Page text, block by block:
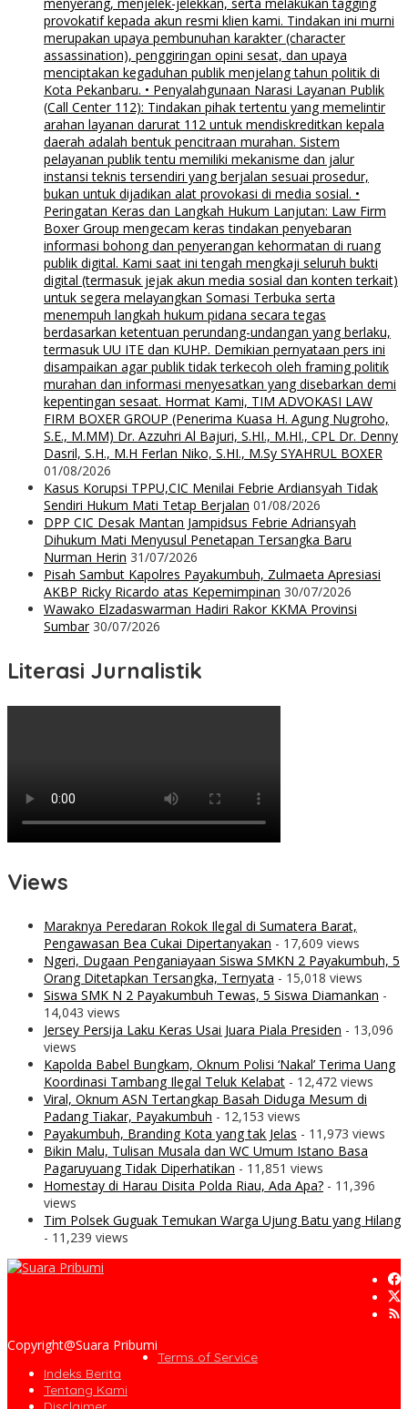
provokatif kepada akun resmi klien kami. Tindakan ini murni
merupakan upaya pembunuhan karakter (character
assassination), penggiringan opini sesat, dan upaya
menciptakan kegaduhan publik menjelang tahun politik di
Kota Pekanbaru. • Penyalahgunaan Narasi Layanan Publik
(Call Center 112): Tindakan pihak tertentu yang memelintir
arahan layanan darurat 112 untuk mendiskreditkan kepala
daerah adalah bentuk pencitraan murahan. Sistem
pelayanan publik tentu memiliki mekanisme dan jalur
instansi teknis tersendiri yang berjalan sesuai prosedur,
bukan untuk dijadikan alat provokasi di media sosial. •
Peringatan Keras dan Langkah Hukum Lanjutan: Law Firm
Boxer Group mengecam keras tindakan penyebaran
informasi bohong dan penyerangan kehormatan di ruang
publik digital. Kami saat ini tengah mengkaji seluruh bukti
digital (termasuk jejak akun media sosial dan konten terkait)
untuk segera melayangkan Somasi Terbuka serta
menempuh langkah hukum pidana secara tegas
berdasarkan ketentuan perundang-undangan yang berlaku,
termasuk UU ITE dan KUHP. Demikian pernyataan pers ini
disampaikan agar publik tidak terkecoh oleh framing politik
murahan dan informasi menyesatkan yang disebarkan demi
kepentingan sesaat. Hormat Kami, TIM ADVOKASI LAW
FIRM BOXER GROUP (Penerima Kuasa H. Agung Nugroho,
S.E., M.MM) Dr. Azzuhri Al Bajuri, S.HI., M.HI., CPL Dr. Denny
Dasril, S.H., M.H Ferlan Niko, S.HI., M.Sy SYAHRUL BOXER
01/08/2026
Kasus Korupsi TPPU,CIC Menilai Febrie Ardiansyah Tidak
Sendiri Hukum Mati Tetap Berjalan 01/08/2026
DPP CIC Desak Mantan Jampidsus Febrie Adriansyah
Dihukum Mati Menyusul Penetapan Tersangka Baru
Nurman Herin 31/07/2026
Pisah Sambut Kapolres Payakumbuh, Zulmaeta Apresiasi
AKBP Ricky Ricardo atas Kepemimpinan 30/07/2026
Wawako Elzadaswarman Hadiri Rakor KKMA Provinsi
Sumbar 30/07/2026
Literasi Jurnalistik
Views
Maraknya Peredaran Rokok Ilegal di Sumatera Barat,
Pengawasan Bea Cukai Dipertanyakan - 17,609 views
Ngeri, Dugaan Penganiayaan Siswa SMKN 2 Payakumbuh, 5
Orang Ditetapkan Tersangka, Ternyata - 15,018 views
Siswa SMK N 2 Payakumbuh Tewas, 5 Siswa Diamankan -
14,043 views
Jersey Persija Laku Keras Usai Juara Piala Presiden - 13,096
views
Kapolda Babel Bungkam, Oknum Polisi ‘Nakal’ Terima Uang
Koordinasi Tambang Ilegal Teluk Kelabat - 12,472 views
Viral, Oknum ASN Tertangkap Basah Diduga Mesum di
Padang Tiakar, Payakumbuh - 12,153 views
Payakumbuh, Branding Kota yang tak Jelas - 11,973 views
Bikin Malu, Tulisan Musala dan WC Umum Istano Basa
Pagaruyuang Tidak Diperhatikan - 11,851 views
Homestay di Harau Disita Polda Riau, Ada Apa? - 11,396
views
Tim Polsek Guguak Temukan Warga Ujung Batu yang Hilang
- 11,239 views
Copyright@Suara Pribumi
Terms of Service
Indeks Berita
Tentang Kami